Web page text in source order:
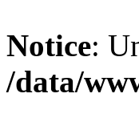
Notice:
/data/